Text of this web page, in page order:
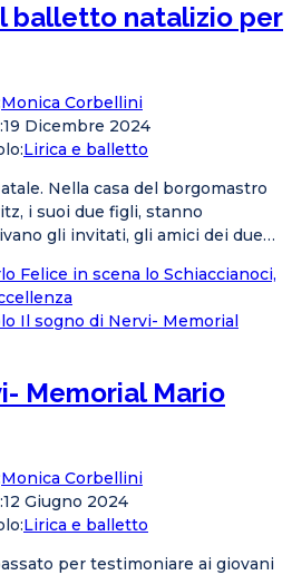
balletto natalizio per
Monica Corbellini
19 Dicembre 2024
Lirica e balletto
Nella casa del borgomastro
i suoi due figli, stanno
gli invitati, gli amici dei due…
Felice in scena lo Schiaccianoci,
Memorial Mario
Monica Corbellini
12 Giugno 2024
Lirica e balletto
per testimoniare ai giovani